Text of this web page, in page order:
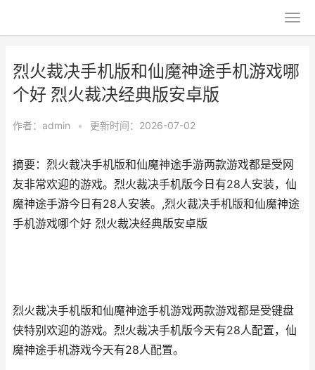
烈火裁决手机版和仙魔神途手机游戏哪
个好 烈火裁决经典版安卓版
作者： admin • 更新时间：2026-07-02
摘要：烈火裁决手机版和仙魔神途手游两款游戏都是受网
友非常欢迎的游戏。烈火裁决手机版今日有28人安装，仙
魔神途手游今日有28人安装。,烈火裁决手机版和仙魔神途
手机游戏哪个好 烈火裁决经典版安卓版
烈火裁决手机版和仙魔神途手机游戏两款游戏都是受键盘
侠特别欢迎的游戏。烈火裁决手机版今天有28人配置，仙
魔神途手机游戏今天有28人配置。